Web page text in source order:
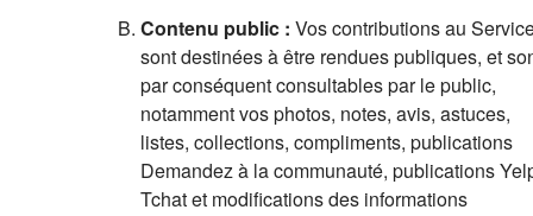
Contenu public : Vos contributions au
sont destinées à être rendues publiques, et
par conséquent consultables par le public,
notamment vos photos, notes, avis, astuces,
listes, collections, compliments, publications
Demandez à la communauté, publications
Tchat et modifications des informations